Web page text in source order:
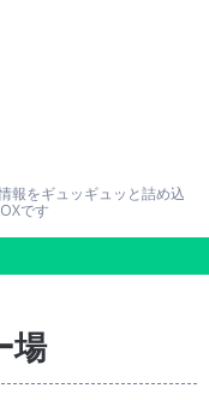
報をギュッギュッと詰め込
です
場